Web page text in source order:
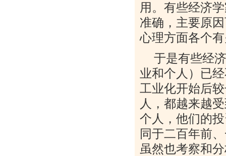
用。有些经济
准确，主要原
心理方面各个
于是有些经
业和个人）已
工业化开始后
人，都越来越
个人，他们的
同于二百年前
虽然也考察和